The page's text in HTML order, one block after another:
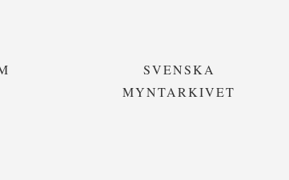
SVENSKA
MYNTARKIVET